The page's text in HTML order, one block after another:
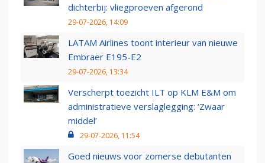
dichterbij: vliegproeven afgerond
29-07-2026, 14:09
LATAM Airlines toont interieur van nieuwe
Embraer E195-E2
29-07-2026, 13:34
Verscherpt toezicht ILT op KLM E&M om
administratieve verslaglegging: ‘Zwaar
middel’
29-07-2026, 11:54
Goed nieuws voor zomerse debutanten